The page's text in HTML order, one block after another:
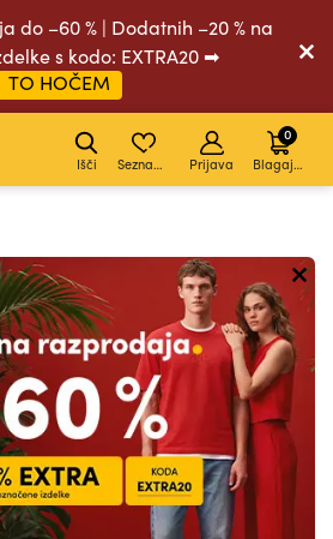
do –60 % | Dodatnih –20 % na
s kodo: EXTRA20 ➡
TO HOČEM
Išči Seznam želja Prijava Blagajna
0